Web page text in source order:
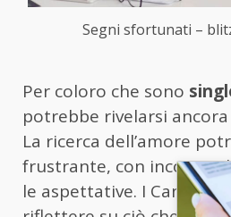
Segni sfortunati –
Per coloro che sono
potrebbe rivelarsi
La ricerca dell’amore
frustrante, con incontri
le aspettative. I Cancro